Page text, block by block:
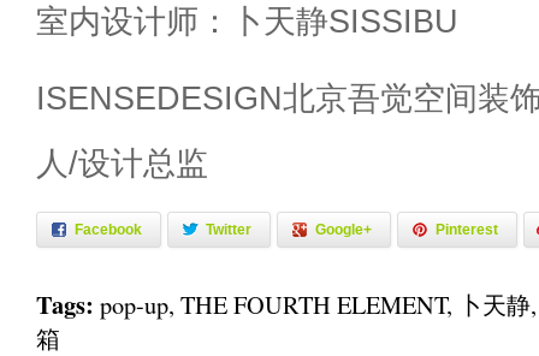
室内设计师：卜天静SISSIBU
ISENSEDESIGN北京吾觉空间装
人/设计总监
Facebook Twitter Google+ Pinterest
Tags: pop-up, THE FOURTH ELEMENT, 卜天静
箱